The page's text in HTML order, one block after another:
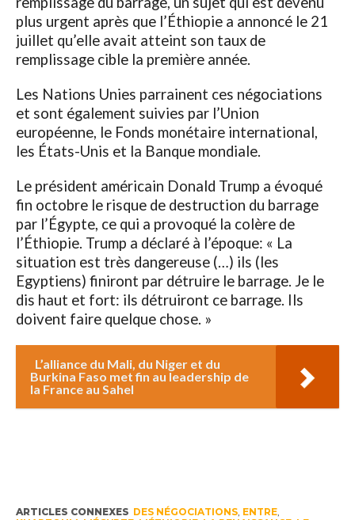
plus urgent après que l’Éthiopie a annoncé le 21
juillet qu’elle avait atteint son taux de
remplissage cible la première année.
Les Nations Unies parrainent ces négociations
et sont également suivies par l’Union
européenne, le Fonds monétaire international,
les États-Unis et la Banque mondiale.
Le président américain Donald Trump a évoqué
fin octobre le risque de destruction du barrage
par l’Égypte, ce qui a provoqué la colère de
l’Éthiopie. Trump a déclaré à l’époque: « La
situation est très dangereuse (…) ils (les
Egyptiens) finiront par détruire le barrage. Je le
dis haut et fort: ils détruiront ce barrage. Ils
doivent faire quelque chose. »
L’alliance du Mali, du Niger et du
Burkina Faso met fin au leadership de
la France au Sahel
ARTICLES CONNEXES DES NÉGOCIATIONS, ENTRE,